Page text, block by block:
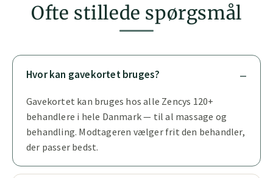
Ofte stillede spørgsmål
Hvor kan gavekortet bruges?
Gavekortet kan bruges hos alle Zencys 120+
behandlere i hele Danmark — til al massage og
behandling. Modtageren vælger frit den behandler,
der passer bedst.